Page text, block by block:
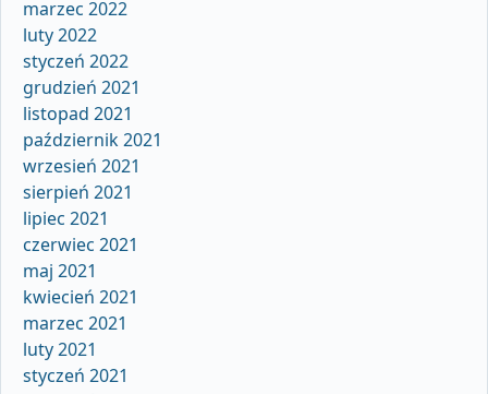
marzec 2022
luty 2022
styczeń 2022
grudzień 2021
listopad 2021
październik 2021
wrzesień 2021
sierpień 2021
lipiec 2021
czerwiec 2021
maj 2021
kwiecień 2021
marzec 2021
luty 2021
styczeń 2021